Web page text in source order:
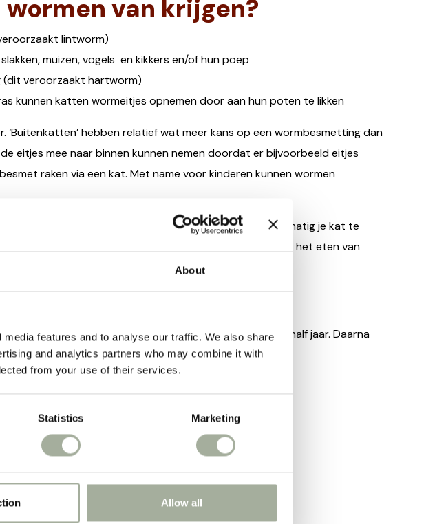
About
features and to analyse our traffic. We also share
and analytics partners who may combine it with
from your use of their services.
Statistics Marketing
Allow all
van krijgen?
lintworm)
muizen, vogels en kikkers en/of hun poep
(dit veroorzaakt hartworm)
kunnen katten wormeitjes opnemen door aan hun poten te likken
‘Buitenkatten’ hebben relatief wat meer kans op een wormbesmetting dan
eitjes mee naar binnen kunnen nemen doordat er bijvoorbeeld eitjes
raken via een kat. Met name voor kinderen kunnen wormen
om de worminfecties te voorkomen; namelijk door regelmatig je kat te
te houden ( mogelijke besmetting van de ontlasting door het eten van
3, 5 en 7 weken ontwormd, daarna maandelijks tot een half jaar. Daarna
binnenkatten 1 a 2 keer per jaar.
een wormtablet?
gerust